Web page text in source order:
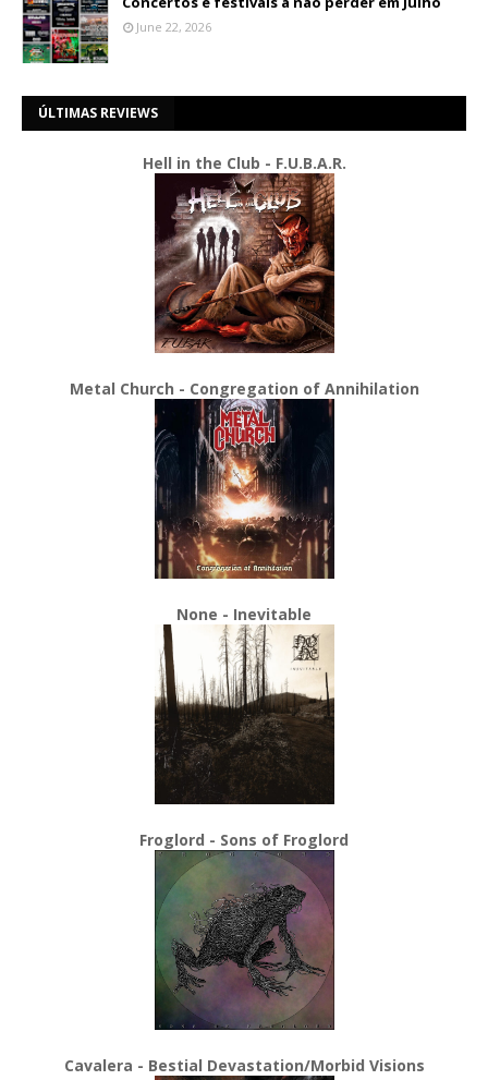
June 22, 2026
ÚLTIMAS REVIEWS
Hell in the Club - F.U.B.A.R.
Metal Church - Congregation of Annihilation
None - Inevitable
Froglord - Sons of Froglord
Cavalera - Bestial Devastation/Morbid Visions